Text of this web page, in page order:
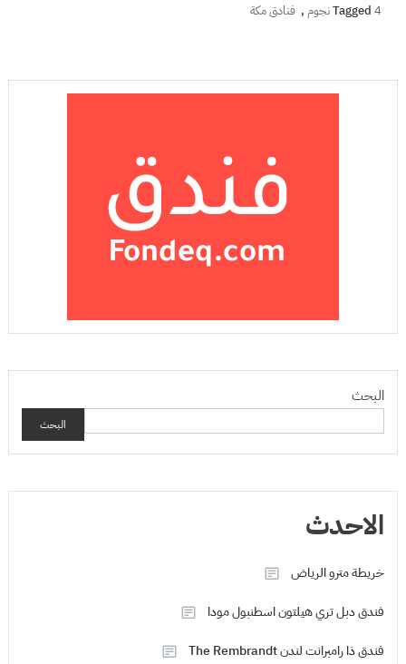
Tagged 4 نجوم , فنادق مكة
البحث
البحث
الاحدث
خريطة مترو الرياض
فندق دبل تري هيلتون اسطنبول مودا
فندق ذا رامبرانت لندن The Rembrandt